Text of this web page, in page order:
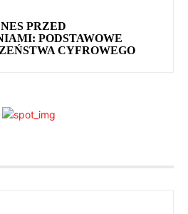
PRZED
PODSTAWOWE
CYFROWEGO